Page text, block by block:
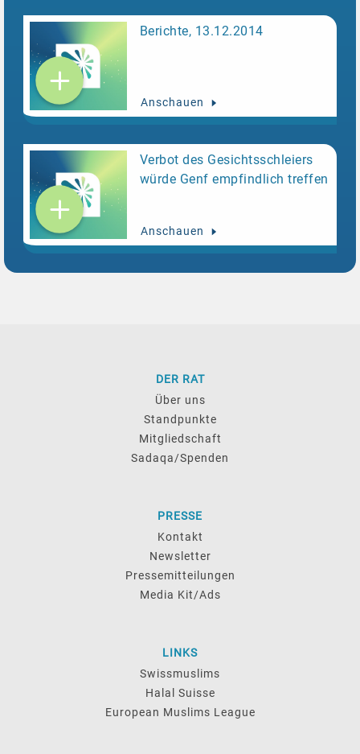
Berichte, 13.12.2014
Anschauen
Verbot des Gesichtsschleiers
würde Genf empfindlich treffen
Anschauen
DER RAT
Über uns
Standpunkte
Mitgliedschaft
Sadaqa/Spenden
PRESSE
Kontakt
Newsletter
Pressemitteilungen
Media Kit/Ads
LINKS
Swissmuslims
Halal Suisse
European Muslims League